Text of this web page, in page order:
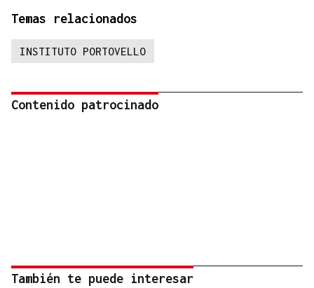
Temas relacionados
INSTITUTO PORTOVELLO
Contenido patrocinado
También te puede interesar